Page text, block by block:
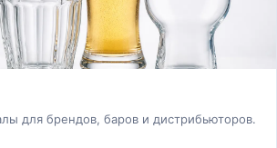
для брендов, баров и дистрибьюторов.